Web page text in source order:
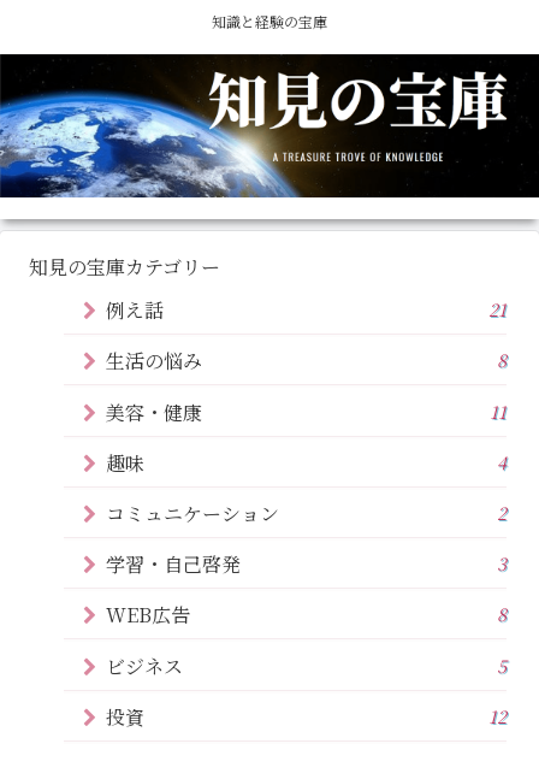
知識と経験の宝庫
知見の宝庫カテゴリー
例え話
21
生活の悩み 8
美容・健康 11
趣味 4
コミュニケーション 2
学習・自己啓発 3
WEB広告 8
ビジネス 5
投資 12